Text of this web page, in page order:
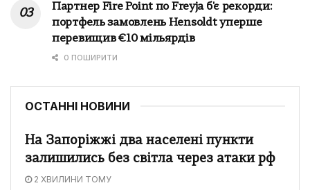
Партнер Fire Point по Freyja б'є рекорди:
портфель замовлень Hensoldt уперше
перевищив €10 мільярдів
0 ПОШИРИТИ
ОСТАННІ НОВИНИ
На Запоріжжі два населені пункти
залишились без світла через атаки рф
2 ХВИЛИНИ ТОМУ